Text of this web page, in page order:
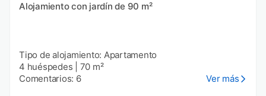
Alojamiento con jardín de 90 m²
Tipo de alojamiento: Apartamento
4 huéspedes
70 m²
Comentarios: 6
Ver más